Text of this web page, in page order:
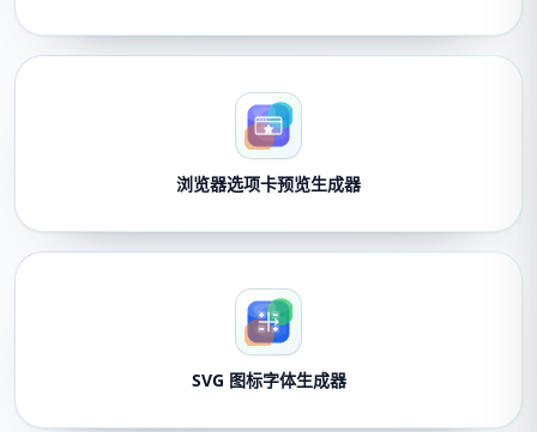
浏览器选项卡预览生成器
SVG 图标字体生成器